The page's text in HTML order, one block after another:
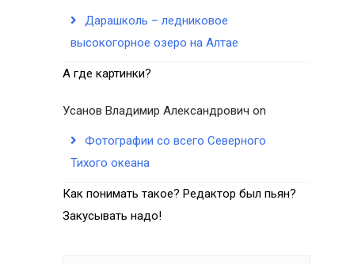
Дарашколь – ледниковое
высокогорное озеро на Алтае
А где картинки?
Усанов Владимир Александрович on
Фотографии со всего Северного
Тихого океана
Как понимать такое? Редактор был пьян?
Закусывать надо!